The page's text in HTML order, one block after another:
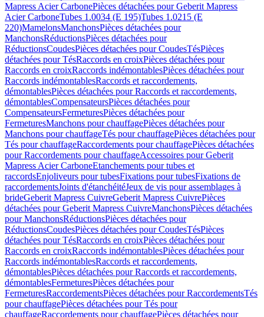
Mapress Acier CarbonePièces détachées pour Geberit Mapress
Acier CarboneTubes 1.0034 (E 195)Tubes 1.0215 (E
220)MamelonsManchonsPièces détachées pour
ManchonsRéductionsPièces détachées pour
RéductionsCoudesPièces détachées pour CoudesTésPièces
détachées pour TésRaccords en croixPièces détachées pour
Raccords en croixRaccords indémontablesPièces détachées pour
Raccords indémontablesRaccords et raccordements,
démontablesPièces détachées pour Raccords et raccordements,
démontablesCompensateursPièces détachées pour
CompensateursFermeturesPièces détachées pour
FermeturesManchons pour chauffagePièces détachées pour
Manchons pour chauffageTés pour chauffagePièces détachées pour
Tés pour chauffageRaccordements pour chauffagePièces détachées
pour Raccordements pour chauffageAccessoires pour Geberit
Mapress Acier CarboneEtanchements pour tubes et
raccordsEnjoliveurs pour tubesFixations pour tubesFixations de
raccordementsJoints d'étanchéitéJeux de vis pour assemblages à
brideGeberit Mapress CuivreGeberit Mapress CuivrePièces
détachées pour Geberit Mapress CuivreManchonsPièces détachées
pour ManchonsRéductionsPièces détachées pour
RéductionsCoudesPièces détachées pour CoudesTésPièces
détachées pour TésRaccords en croixPièces détachées pour
Raccords en croixRaccords indémontablesPièces détachées pour
Raccords indémontablesRaccords et raccordements,
démontablesPièces détachées pour Raccords et raccordements,
démontablesFermeturesPièces détachées pour
FermeturesRaccordementsPièces détachées pour RaccordementsTés
pour chauffagePièces détachées pour Tés pour
chauffageRaccordements pour chauffagePièces détachées pour